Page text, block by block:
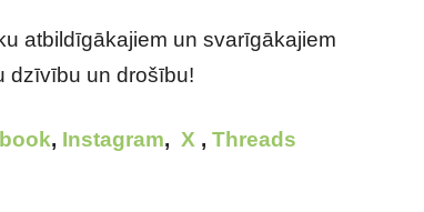
atbildīgākajiem un svarīgākajiem
dzīvību un drošību!
, Instagram, X , Threads